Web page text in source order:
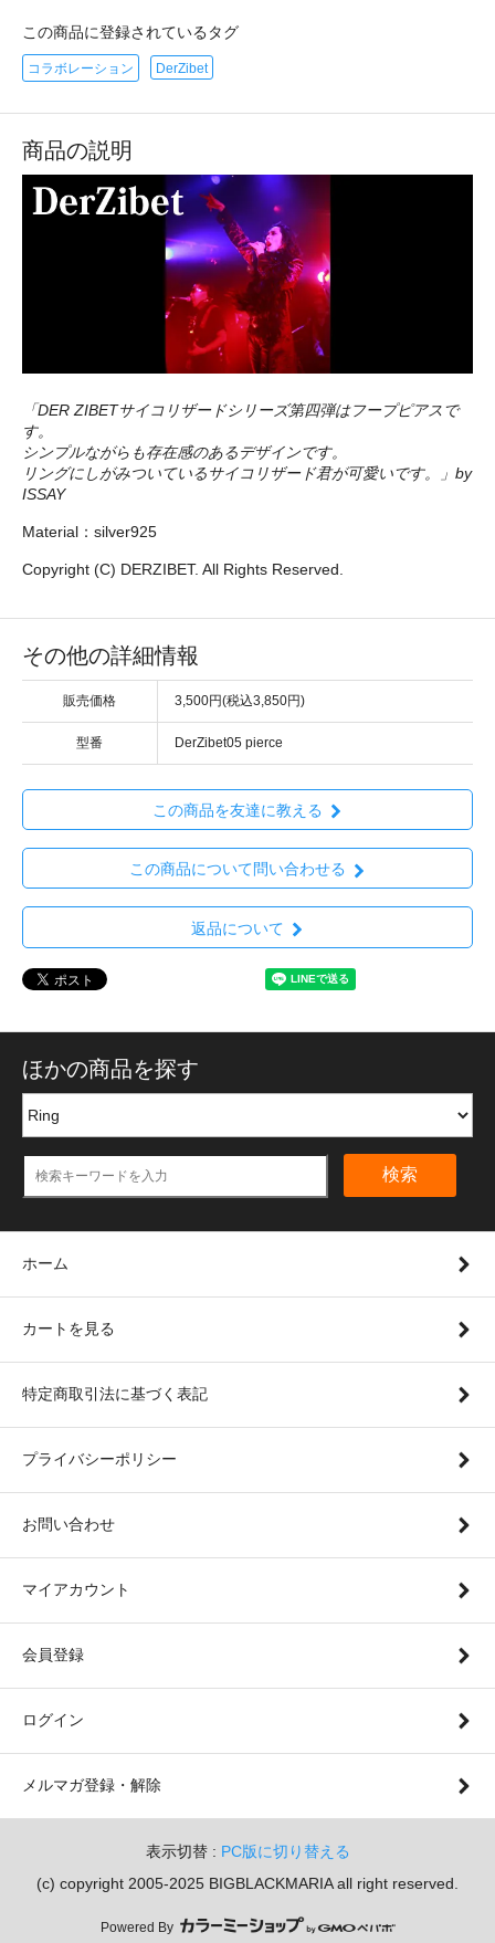
この商品に登録されているタグ
コラボレーション DerZibet
商品の説明
「DER ZIBETサイコリザードシリーズ第四弾はフープピアスで
す。
シンプルながらも存在感のあるデザインです。
リングにしがみついているサイコリザード君が可愛いです。」by
ISSAY
Material：silver925
Copyright (C) DERZIBET. All Rights Reserved.
その他の詳細情報
販売価格 3,500円(税込3,850円)
型番 DerZibet05 pierce
この商品を友達に教える
この商品について問い合わせる
返品について
ほかの商品を探す
検索
ホーム
カートを見る
特定商取引法に基づく表記
プライバシーポリシー
お問い合わせ
マイアカウント
会員登録
ログイン
メルマガ登録・解除
表示切替 : PC版に切り替える
(c) copyright 2005-2025 BIGBLACKMARIA all right reserved.
Powered By